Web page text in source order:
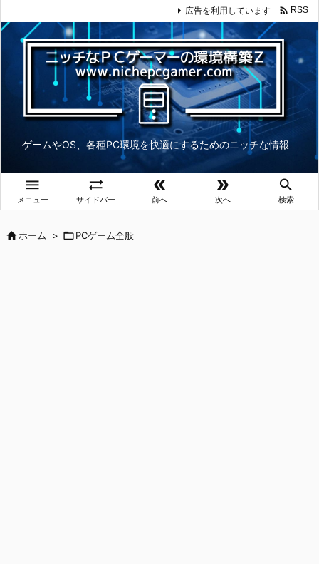
ゲームやOS、各種PC環境を快適にするためのニッチな情報

メニュー

サイドバー

前へ

次へ

検索
広告を利用しています  RSS
ホーム > PCゲーム全般